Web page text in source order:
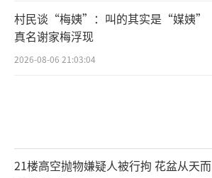
村民谈“梅姨”：叫的其实是“媒姨”
真名谢家梅浮现
2026-08-06 21:03:04
21楼高空抛物嫌疑人被行拘 花盆从天而